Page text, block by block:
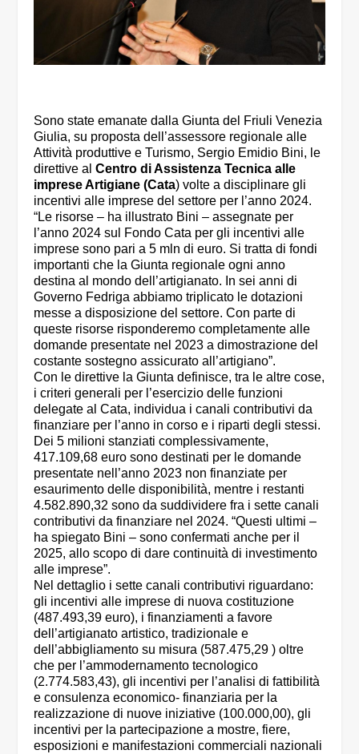
Sono state emanate dalla Giunta del Friuli Venezia
Giulia, su proposta dell’assessore regionale alle
Attività produttive e Turismo, Sergio Emidio Bini, le
direttive alCentro di Assistenza Tecnica alle
imprese Artigiane (Cata) volte a disciplinare gli
incentivi alle imprese del settore per l’anno 2024.
“Le risorse – ha illustrato Bini – assegnate per
l’anno 2024 sul Fondo Cata per gli incentivi alle
imprese sono pari a 5 mln di euro. Si tratta di fondi
importanti che la Giunta regionale ogni anno
destina al mondo dell’artigianato. In sei anni di
Governo Fedriga abbiamo triplicato le dotazioni
messe a disposizione del settore. Con parte di
queste risorse risponderemo completamente alle
domande presentate nel 2023 a dimostrazione del
costante sostegno assicurato all’artigiano”.
Con le direttive la Giunta definisce, tra le altre cose,
i criteri generali per l’esercizio delle funzioni
delegate al Cata, individua i canali contributivi da
finanziare per l’anno in corso e i riparti degli stessi.
Dei 5 milioni stanziati complessivamente,
417.109,68 euro sono destinati per le domande
presentate nell’anno 2023 non finanziate per
esaurimento delle disponibilità, mentre i restanti
4.582.890,32 sono da suddividere fra i sette canali
contributivi da finanziare nel 2024. “Questi ultimi –
ha spiegato Bini – sono confermati anche per il
2025, allo scopo di dare continuità di investimento
alle imprese”.
Nel dettaglio i sette canali contributivi riguardano:
gli incentivi alle imprese di nuova costituzione
(487.493,39 euro), i finanziamenti a favore
dell’artigianato artistico, tradizionale e
dell’abbigliamento su misura (587.475,29 ) oltre
che per l’ammodernamento tecnologico
(2.774.583,43), gli incentivi per l’analisi di fattibilità
e consulenza economico- finanziaria per la
realizzazione di nuove iniziative (100.000,00), gli
incentivi per la partecipazione a mostre, fiere,
esposizioni e manifestazioni commerciali nazionali